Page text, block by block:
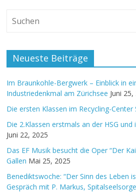
Neueste Beiträge
Im Braunkohle-Bergwerk – Einblick in
Industriedenkmal am Zürichsee Juni 25,
Die ersten Klassen im Recycling-Center
Die 2.Klassen erstmals an der HSG und
Juni 22, 2025
Das EF Musik besucht die Oper “Der
Gallen Mai 25, 2025
Benediktswoche: “Der Sinn des Leben
Gespräch mit P. Markus,